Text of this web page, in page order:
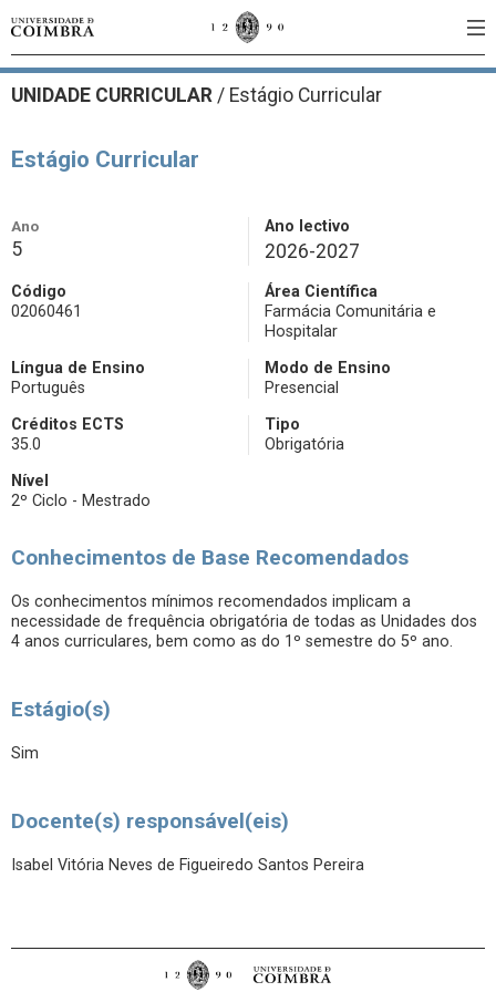
UNIDADE CURRICULAR / Estágio Curricular
Estágio Curricular
Ano
5
Ano lectivo
2026-2027
Código
02060461
Área Científica
Farmácia Comunitária e
Hospitalar
Língua de Ensino
Português
Modo de Ensino
Presencial
Créditos ECTS
35.0
Tipo
Obrigatória
Nível
2º Ciclo - Mestrado
Conhecimentos de Base Recomendados
Os conhecimentos mínimos recomendados implicam a
necessidade de frequência obrigatória de todas as Unidades dos
4 anos curriculares, bem como as do 1º semestre do 5º ano.
Estágio(s)
Sim
Docente(s) responsável(eis)
Isabel Vitória Neves de Figueiredo Santos Pereira